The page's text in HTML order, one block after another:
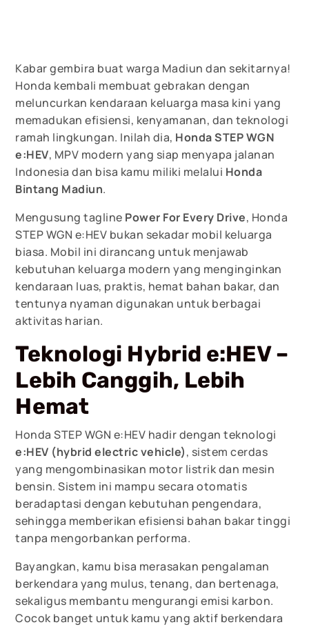
Kabar gembira buat warga Madiun dan sekitarnya!
Honda kembali membuat gebrakan dengan
meluncurkan kendaraan keluarga masa kini yang
memadukan efisiensi, kenyamanan, dan teknologi
ramah lingkungan. Inilah dia, Honda STEP WGN
e:HEV, MPV modern yang siap menyapa jalanan
Indonesia dan bisa kamu miliki melalui Honda
Bintang Madiun.
Mengusung tagline Power For Every Drive, Honda
STEP WGN e:HEV bukan sekadar mobil keluarga
biasa. Mobil ini dirancang untuk menjawab
kebutuhan keluarga modern yang menginginkan
kendaraan luas, praktis, hemat bahan bakar, dan
tentunya nyaman digunakan untuk berbagai
aktivitas harian.
Teknologi Hybrid e:HEV –
Lebih Canggih, Lebih
Hemat
Honda STEP WGN e:HEV hadir dengan teknologi
e:HEV (hybrid electric vehicle), sistem cerdas
yang mengombinasikan motor listrik dan mesin
bensin. Sistem ini mampu secara otomatis
beradaptasi dengan kebutuhan pengendara,
sehingga memberikan efisiensi bahan bakar tinggi
tanpa mengorbankan performa.
Bayangkan, kamu bisa merasakan pengalaman
berkendara yang mulus, tenang, dan bertenaga,
sekaligus membantu mengurangi emisi karbon.
Cocok banget untuk kamu yang aktif berkendara